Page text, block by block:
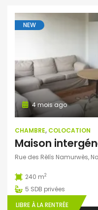
NEW
4 mois ago
CHAMBRE, COLOCATION
Rue des Rèlîs Namurwès,
240 m2
5 SDB privées
LIBRE À LA RENTRÉE